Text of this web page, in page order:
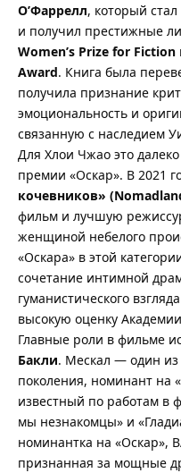
О’Фаррелл, который
и получил престижные
Women’s Prize for Fiction
Award. Книга была
получила признание
эмоциональность и
связанную с наследием
Для Хлои Чжао это
премии «Оскар». В 2021
кочевников»
фильм и лучшую
женщиной небелого
«Оскара» в этой
сочетание интимной
гуманистического
высокую оценку
Главные роли в фильме
Бакли. Мескал — один из
поколения, номинант на
известный по работам в
мы незнакомцы» и
номинантка на «Оскар»,
признанная за мощные